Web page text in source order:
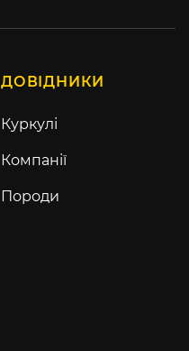
ДОВІДНИКИ
Куркулі
Компанії
Породи